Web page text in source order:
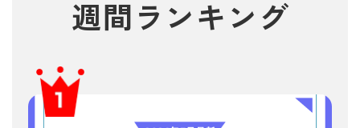
週間 ランキング